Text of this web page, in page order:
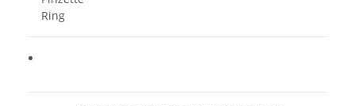
Ring